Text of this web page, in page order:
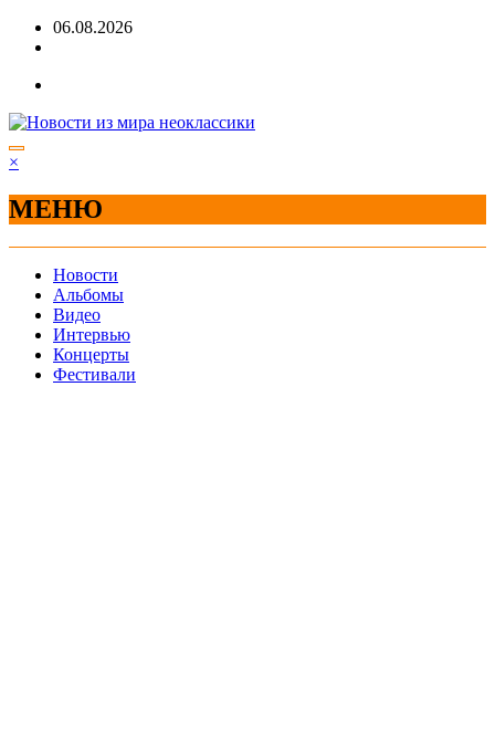
Перейти06.08.2026
×
МЕНЮ
Новости
Альбомы
Видео
Интервью
Концерты
Фестивали